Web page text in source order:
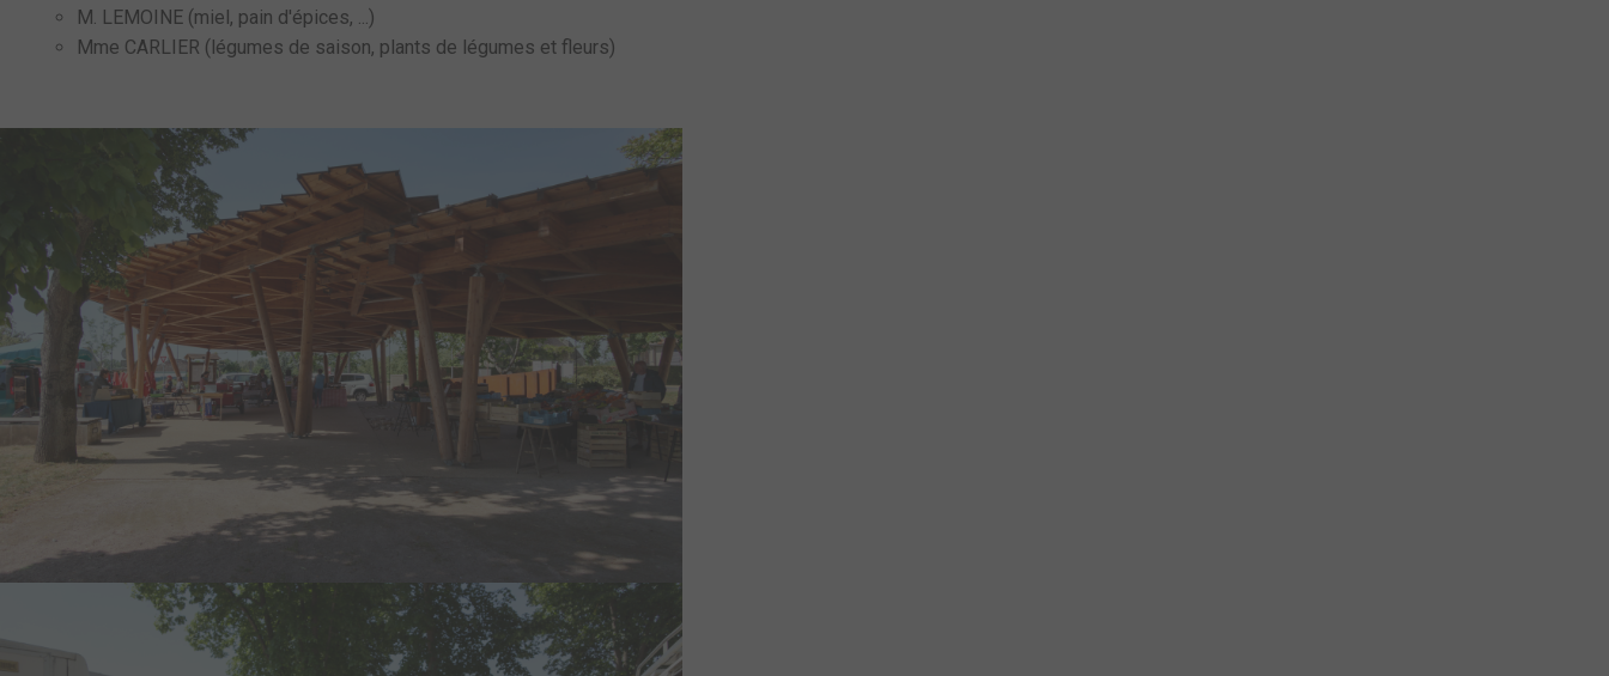
M. LEMOINE (miel, pain d'épices, ...)
Mme CARLIER (légumes de saison, plants de légumes et fleurs)